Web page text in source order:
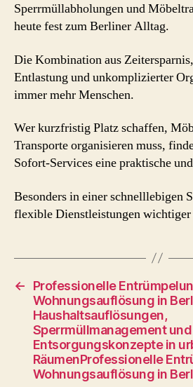
Sperrmüllabholungen und
heute fest zum Berliner Alltag.
Die Kombination aus
Entlastung und unkomplizierter
immer mehr Menschen.
Wer kurzfristig Platz schaffen,
Transporte organisieren muss,
Sofort-Services eine praktische
Besonders in einer schnelllebigen
flexible Dienstleistungen wichtiger
←
Professionelle
Wohnungsauflösung in
Haushaltsauflösungen,
Sperrmüllmanagement und
Entsorgungskonzepte in
RäumenProfessionelle
Wohnungsauflösung in